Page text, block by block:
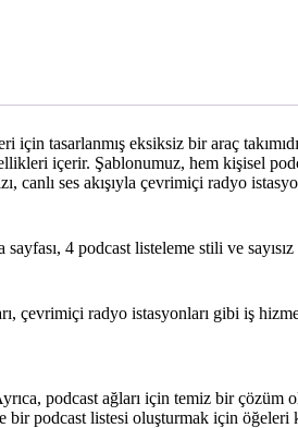
tasarlanmış eksiksiz bir araç
içerir. Şablonumuz, hem kişisel
canlı ses akışıyla çevrimiçi radyo
4 podcast listeleme stili ve
çevrimiçi radyo istasyonları gibi iş
podcast ağları için temiz bir çözüm
podcast listesi oluşturmak için